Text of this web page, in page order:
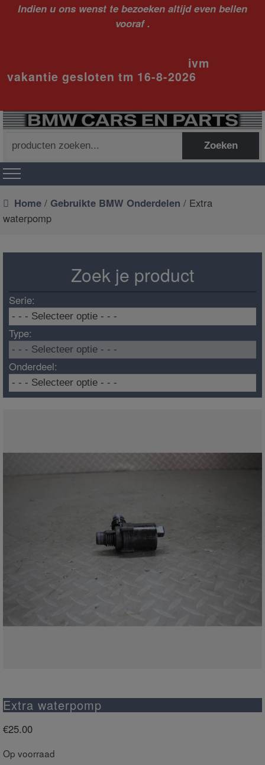
Indien u ons wenst te bezoeken altijd even bellen
vooraf .
ivm
vakantie gesloten tm 16-8-2026
naar:
Zoeken
Home / Gebruikte BMW Onderdelen / Extra
waterpomp
Zoek je product
Serie:
Type:
Onderdeel:
Extra waterpomp
€25.00
Op voorraad